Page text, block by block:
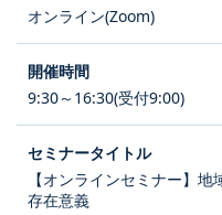
オンライン(Zoom)
9:30～16:30(受付9:00)
【オンラインセミナー】
存在意義